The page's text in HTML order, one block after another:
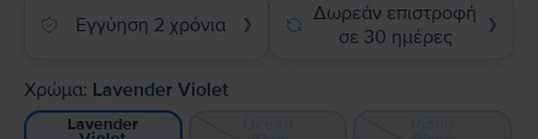
Εγγύηση 2 χρόνια ❯
Δωρεάν επιστροφή
σε 30 ημέρες
❯
Χρώμα: Lavender Violet
Lavender